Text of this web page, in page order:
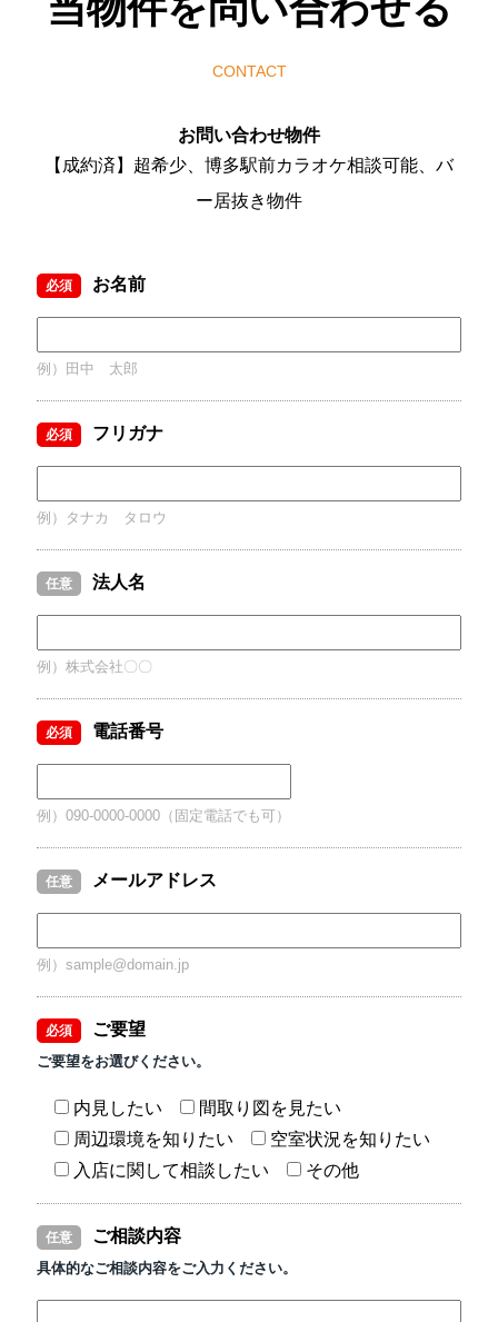
CONTACT
お問い合わせ物件
【成約済】超希少、博多駅前カラオケ相談可能、バ
ー居抜き物件
必須 お名前
例）田中 太郎
必須 フリガナ
例）タナカ タロウ
任意 法人名
例）株式会社〇〇
必須 電話番号
例）090-0000-0000（固定電話でも可）
任意 メールアドレス
例）sample@domain.jp
必須 ご要望
ご要望をお選びください。
内見したい
間取り図を見たい
周辺環境を知りたい
空室状況を知りたい
入店に関して相談したい
その他
任意 ご相談内容
具体的なご相談内容をご入力ください。